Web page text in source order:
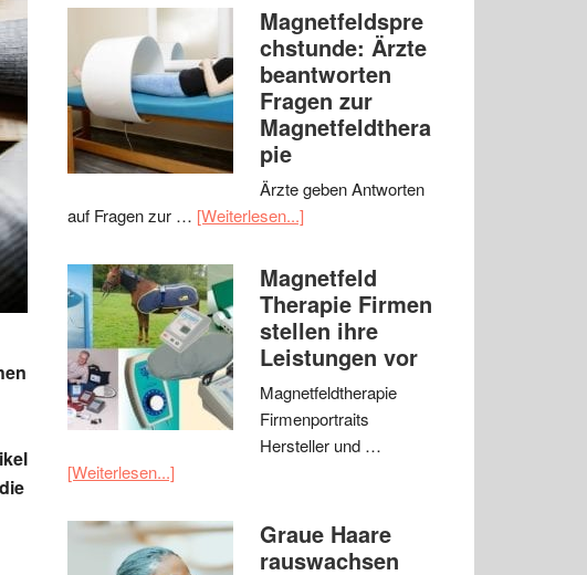
Magnetfeldspre
chstunde: Ärzte
beantworten
Fragen zur
Magnetfeldthera
pie
Ärzte geben Antworten
auf Fragen zur … [Weiterlesen...]
Magnetfeld
Therapie Firmen
stellen ihre
Leistungen vor
Magnetfeldtherapie
Firmenportraits
Hersteller und …
[Weiterlesen...]
Graue Haare
rauswachsen